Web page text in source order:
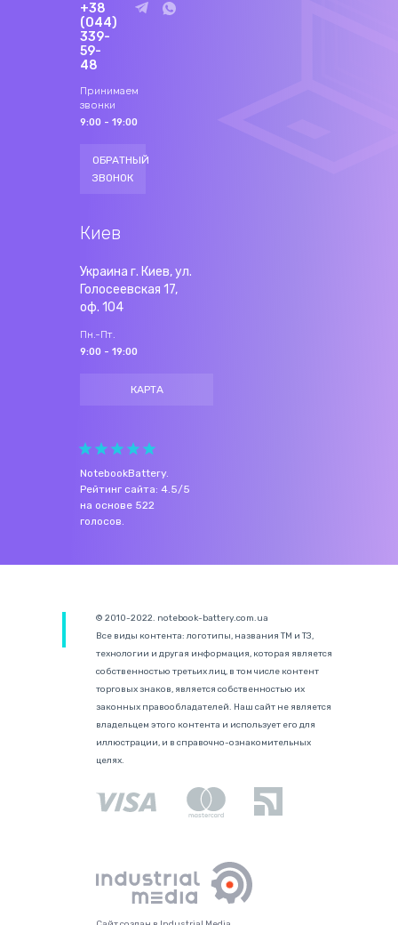
+38
(044)
339-
59-
48
Принимаем
звонки
9:00 - 19:00
ОБРАТНЫЙ
ЗВОНОК
Киев
Украина г. Киев, ул.
Голосеевская 17,
оф. 104
Пн.-Пт.
9:00 - 19:00
КАРТА
NotebookBattery.
Рейтинг сайта: 4.5/5
на основе 522
голосов.
© 2010-2022. notebook-battery.com.ua
Все виды контента: логотипы, названия ТМ и ТЗ,
технологии и другая информация, которая является
собственностью третьих лиц, в том числе контент
торговых знаков, является собственностью их
законных правообладателей. Наш сайт не является
владельцем этого контента и использует его для
иллюстрации, и в справочно-ознакомительных
целях.